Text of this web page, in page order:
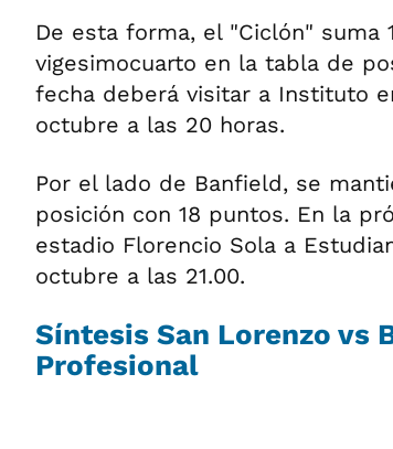
De esta forma, el "Ciclón" suma
vigesimocuarto en la tabla de
fecha deberá visitar a Instituto
octubre a las 20 horas.
Por el lado de Banfield, se
posición con 18 puntos. En la
estadio Florencio Sola a
octubre a las 21.00.
Síntesis San Lorenzo vs
Profesional